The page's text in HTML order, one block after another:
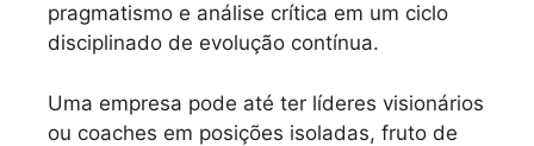
pragmatismo e análise crítica em um ciclo
disciplinado de evolução contínua.
Uma empresa pode até ter líderes visionários
ou coaches em posições isoladas, fruto de